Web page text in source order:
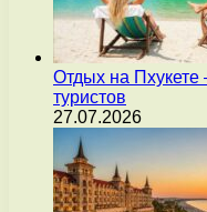
Отдых на
туристов
27.07.2026